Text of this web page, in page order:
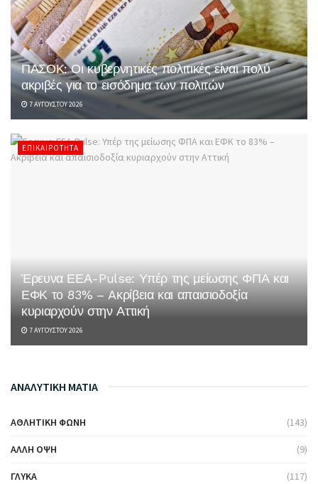
ΠΑΣΟΚ: Οι κυβερνητικές πολιτικές είναι πολύ
ακριβές για το εισόδημα των πολιτών
7 ΑΥΓΟΎΣΤΟΥ 2026
ΕΠΙΚΑΙΡΌΤΗΤΑ
Έρευνα ΕΕΑ-Pulse: Υπέρ της μείωσης ΦΠΑ και
ΕΦΚ το 83% – Aκρίβεια και απαισιοδοξία
κυριαρχούν στην Αττική
7 ΑΥΓΟΎΣΤΟΥ 2026
ΑΝΑΛΥΤΙΚΗ ΜΑΤΙΑ
ΑΘΛΗΤΙΚΉ ΦΩΝΉ (143)
ΆΛΛΗ ΌΨΗ (9)
ΓΛΥΚΆ (117)